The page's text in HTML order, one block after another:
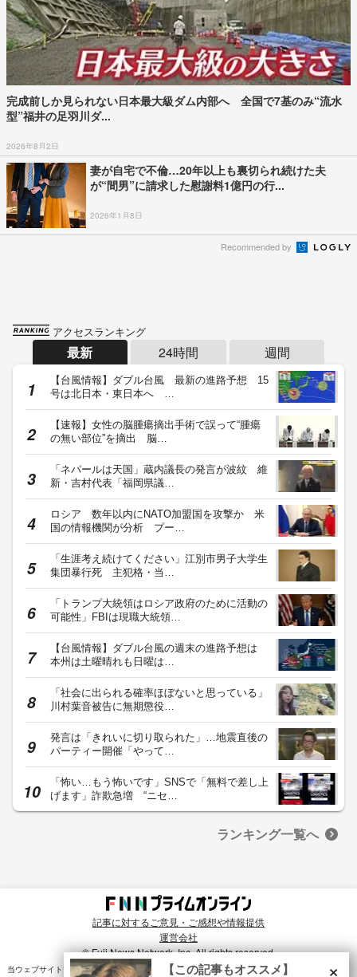
完成前しか見られない日本最大級ダム内部へ 全国で7基のみ“流水
型”福井の足羽川ダ...
2026年8月2日
妻が自宅で不倫…20年以上も裏切られ続けた夫
が“間男”に請求した慰謝料1億円の行...
2026年1月8日
Recommended by
アクセスランキング
最新 24時間 週間
【台風情報】ダブル台風 最新の進路予想 15
号は北日本・東日本へ …
【速報】女性の脳腫瘍摘出手術で誤って“腫瘍
の無い部位”を摘出 脳…
「ネパールは天国」蔵内議長の発言が波紋 維
新・吉村代表「福岡県議…
ロシア 数年以内にNATO加盟国を攻撃か 米
国の情報機関が分析 プー…
「生涯考え続けてください」江別市男子大学生
集団暴行死 主犯格・当…
「トランプ大統領はロシア政府のために活動の
可能性」FBIは現職大統領…
【台風情報】ダブル台風の週末の進路予想は
本州は土曜晴れも日曜は…
「社会に出られる確率ほぼないと思っている」
川村葉音被告に無期懲役…
発言は「きれいに切り取られた」…地震直後の
パーティー開催「やって…
「怖い…もう怖いです」SNSで「無料で差し上
げます」詐欺急増 “ニセ…
ランキング一覧へ
記事に対するご意見・ご感想や情報提供
運営会社
© Fuji News Network, Inc. All rights reserved.
当ウェブサイトでは、ユーザのニーズ・興味・関⼼に合致したコンテンツや広告配信を提供する
×
【この記事もオススメ】